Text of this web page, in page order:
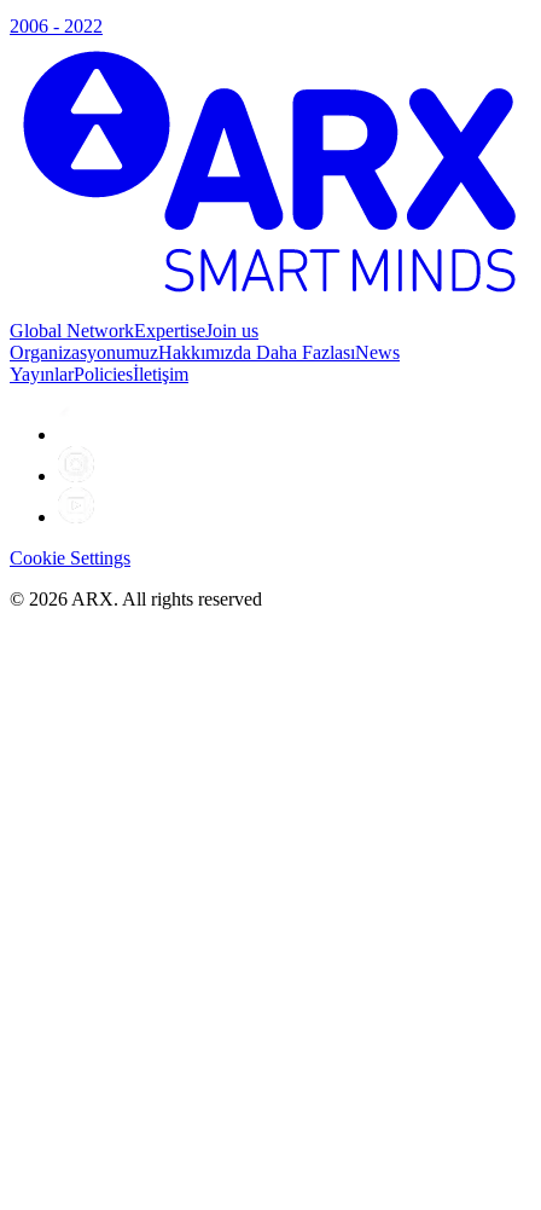
2006 - 2022
Global NetworkExpertiseJoin us
OrganizasyonumuzHakkımızda Daha FazlasıNews
YayınlarPoliciesİletişim
Cookie Settings
© 2026 ARX. All rights reserved